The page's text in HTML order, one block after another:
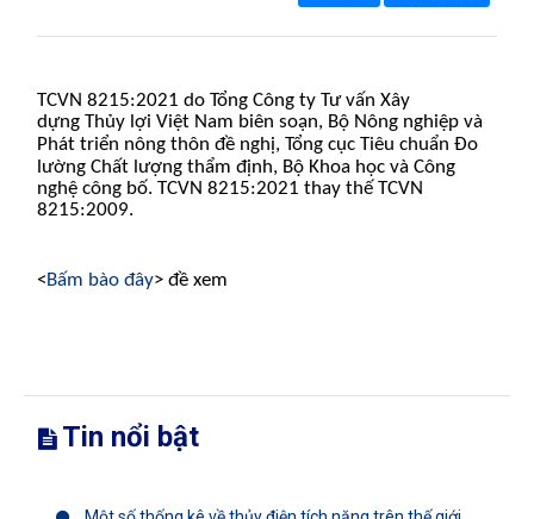
TCVN 8215:2021 do Tổng Công ty Tư vấn Xây
dựng Thủy lợi Việt Nam biên soạn, Bộ Nông nghiệp và
Phát triển nông thôn đề nghị, Tổng cục Tiêu chuẩn Đo
ường Chất l ượng thẩm định, Bộ Khoa học và Công
nghệ công bố. TCVN 8215:2021 thay thế TCVN
8215:2009.
<Bấm bào đây> đề xem
Tin nổi bật